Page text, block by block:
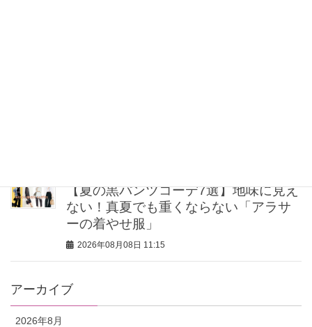
【夏の黒パンツコーデ7選】地味に見え
ない！真夏でも重くならない「アラサ
ーの着やせ服」
2026年08月08日 11:15
アーカイブ
2026年8月